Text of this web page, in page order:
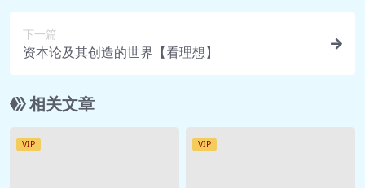
🎵 14. 什么是以自由为名的强制.mp3
🎵 15. 如何探寻生的意义.mp3
📄 15. 如何探寻生的意义.pdf
🎵 16. 如何认识死亡.mp3
下一篇
资本论及其创造的世界【看理想】
相关文章
VIP VIP